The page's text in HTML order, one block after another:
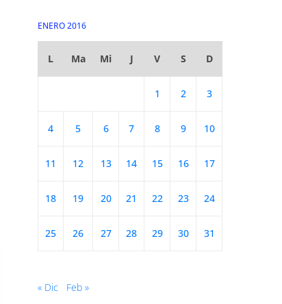
ENERO 2016
L Ma Mi J V S D
1 2 3
4 5 6 7 8 9 10
11 12 13 14 15 16 17
18 19 20 21 22 23 24
25 26 27 28 29 30 31
« Dic Feb »